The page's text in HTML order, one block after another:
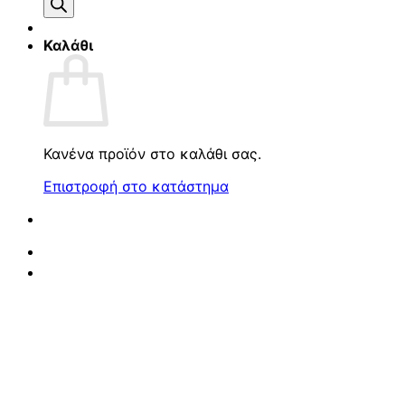
Καλάθι
Κανένα προϊόν στο καλάθι σας.
Επιστροφή στο κατάστημα